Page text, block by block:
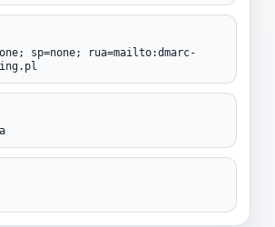
sp=none; rua=mailto:dmarc-